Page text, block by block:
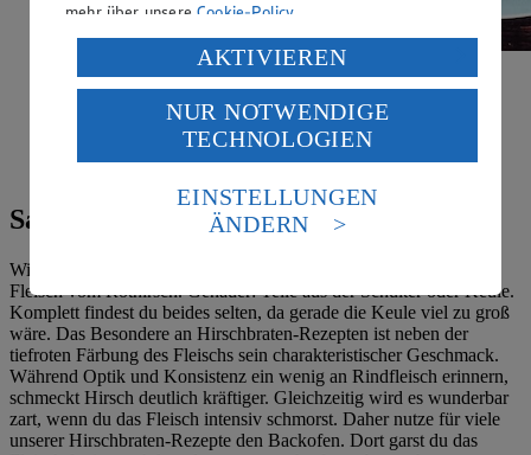
Hirschrücken mit Zwiebeln
Zubereitungsdauer
60 min.
Saftige Braten aus zartem Wildfleisch
Willst du Hirschbraten zubereiten, verwendest du im Normalfall
Fleisch vom Rothirsch. Genauer: Teile aus der Schulter oder Keule.
Komplett findest du beides selten, da gerade die Keule viel zu groß
wäre. Das Besondere an Hirschbraten-Rezepten ist neben der
tiefroten Färbung des Fleischs sein charakteristischer Geschmack.
Während Optik und Konsistenz ein wenig an Rindfleisch erinnern,
schmeckt Hirsch deutlich kräftiger. Gleichzeitig wird es wunderbar
zart, wenn du das Fleisch intensiv schmorst. Daher nutze für viele
unserer Hirschbraten-Rezepte den Backofen. Dort garst du das
mehr über unsereCookie-Policy.
Verarbeitung deiner personenbezogenen Daten in den
USA durch Facebook und YouTube:
Wenn du auf „Aktivieren“ klickst, willigst du im Sinne
des Art. 49 Abs. 1 Satz 1 lit. a) DSGVO ein, dass deine
Daten in den USA verarbeitet werden. Der EuGH sieht
die USA als Land mit einem nach europäischen
Standards nicht angemessenen Datenschutzniveau an.
Es besteht das Risiko eines Zugriffs durch US-
Informationen zum Herausgeber der Seite findest du
imImpressum
AKTIVIEREN
NUR NOTWENDIGE
TECHNOLOGIEN
EINSTELLUNGEN
ÄNDERN